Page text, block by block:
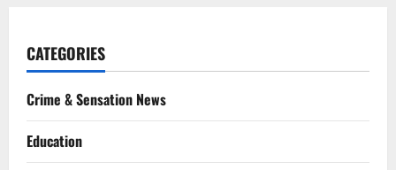
CATEGORIES
Crime & Sensation News
Education